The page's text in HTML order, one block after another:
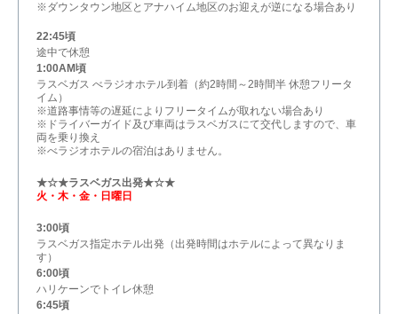
※ダウンタウン地区とアナハイム地区のお迎えが逆になる場合あり
22:45頃
途中で休憩
1:00AM頃
ラスベガス べラジオホテル到着（約2時間～2時間半 休憩フリータ
イム）
※道路事情等の遅延によりフリータイムが取れない場合あり
※ドライバーガイド及び車両はラスベガスにて交代しますので、車
両を乗り換え
※べラジオホテルの宿泊はありません。
★☆★ラスベガス出発★☆★
火・木・金・日曜日
3:00頃
ラスベガス指定ホテル出発（出発時間はホテルによって異なりま
す）
6:00頃
ハリケーンでトイレ休憩
6:45頃